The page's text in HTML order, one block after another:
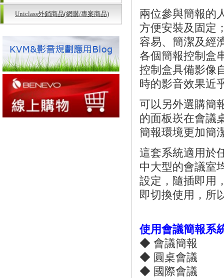
Uniclass外銷商品(網購/專案商品)
兩位參與簡報的
方便安裝及固定
容易、簡潔及經
各個簡報控制盒
控制盒具備影像
時的影音效果近
可以另外選購簡
的面板崁在會議
簡報環境更加簡
這套系統適用於
中大型的會議室
設定，隨插即用
即切換使用，所
使用會議簡報系
◆ 會議簡報
◆ 圓桌會議
◆ 國際會議